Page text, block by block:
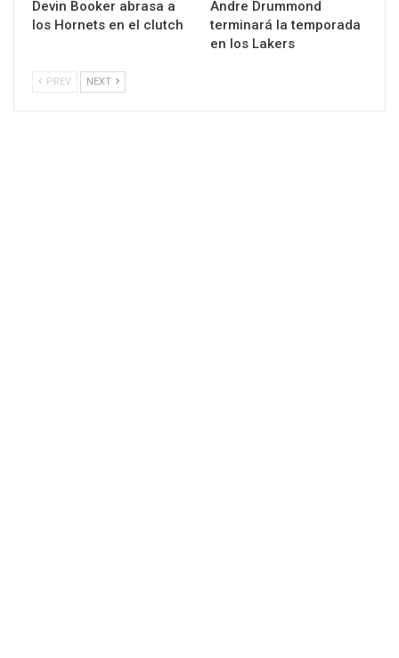
Devin Booker abrasa a
los Hornets en el clutch
Andre Drummond
terminará la temporada
en los Lakers
PREV NEXT